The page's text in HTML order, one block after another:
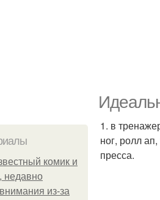
комик и
недавно
из-за
1. в
ног, ролл
пресса.